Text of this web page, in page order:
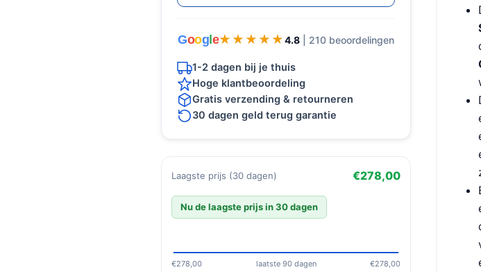
Goog e★★★★★
★★★★★ 4.8 | 210 beoordelingen
1-2 dagen bij je thuis
Hoge klantbeoordeling
Gratis verzending & retourneren
30 dagen geld terug garantie
Laagste prijs (30 dagen) €278,00
Nu de laagste prijs in 30 dagen
€278,00 laatste 90 dagen €278,00